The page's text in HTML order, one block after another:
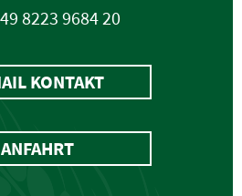
KONTAKT
8223 9684 20
ANFAHRT